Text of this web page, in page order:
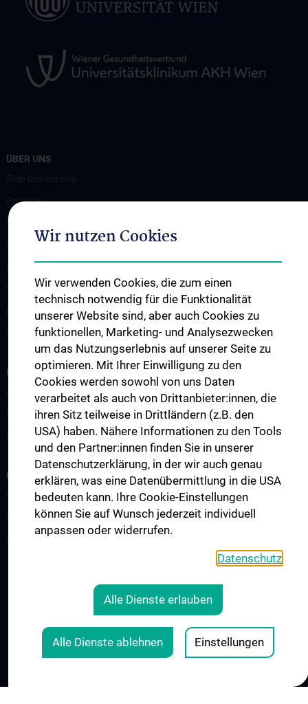
ÜBER UNS
Projekte
Statuten
Veranstaltungen
Spenden
MITGLIEDSCHAFT
Antrag auf Mitgliedschaft
Ehrenmitglieder
Fördernde Mitglieder
PREISE
Übersicht
Dissertationspreis
Habilitationspreis
COOKIE-EINSTELLUNGEN
© 2026 Medizinische Universität Wien
Wir nutzen Cookies
Wir verwenden Cookies, die zum einen
technisch notwendig für die Funktionalität
unserer Website sind, aber auch Cookies zu
funktionellen, Marketing- und Analysezwecken
um das Nutzungserlebnis auf unserer Seite zu
optimieren. Mit Ihrer Einwilligung zu den
Cookies werden sowohl von uns Daten
verarbeitet als auch von Drittanbieter:innen, die
ihren Sitz teilweise in Drittländern (z.B. den
USA) haben. Nähere Informationen zu den Tools
und den Partner:innen finden Sie in unserer
Datenschutzerklärung, in der wir auch genau
erklären, was eine Datenübermittlung in die USA
bedeuten kann. Ihre Cookie-Einstellungen
können Sie auf Wunsch jederzeit individuell
anpassen oder widerrufen.
Datenschutz
Alle Dienste erlauben
Alle Dienste ablehnen Einstellungen